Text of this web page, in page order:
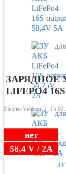
ЗАРЯДНОЕ
LIFEPO4
Elektro-Velik.ru |
нет
58,4 V / 2A